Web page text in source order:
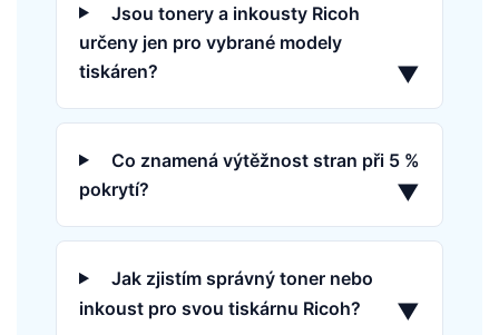
Jsou tonery a inkousty Ricoh
určeny jen pro vybrané modely
tiskáren?
▼
Co znamená výtěžnost stran při 5 %
pokrytí?
▼
Jak zjistím správný toner nebo
inkoust pro svou tiskárnu Ricoh?
▼